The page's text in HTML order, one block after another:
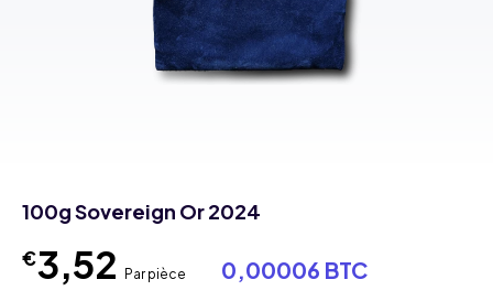
100g Sovereign Or 2024
€3,52 Par pièce 0,00006 BTC